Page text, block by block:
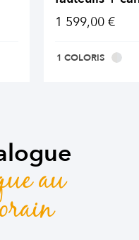
1 599,00 €
1 COLORIS
au